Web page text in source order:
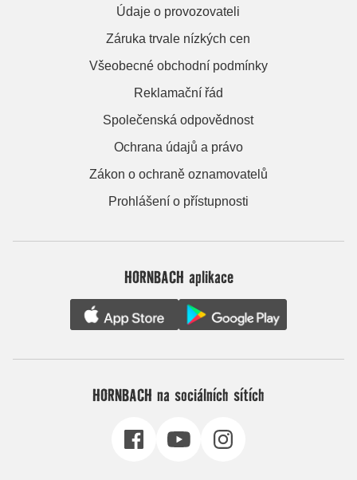
Údaje o provozovateli
Záruka trvale nízkých cen
Všeobecné obchodní podmínky
Reklamační řád
Společenská odpovědnost
Ochrana údajů a právo
Zákon o ochraně oznamovatelů
Prohlášení o přístupnosti
HORNBACH aplikace
HORNBACH na sociálních sítích